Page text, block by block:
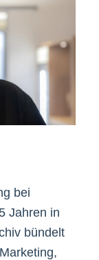
bei
Jahren in
bündelt